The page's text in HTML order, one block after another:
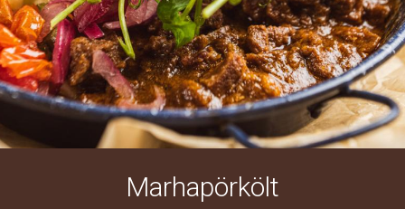
Marhapörkölt